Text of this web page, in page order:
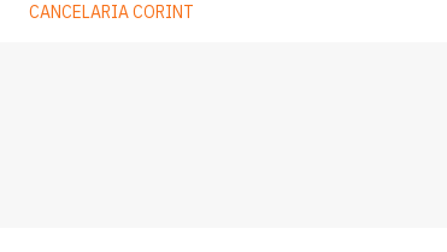
CANCELARIA CORINT